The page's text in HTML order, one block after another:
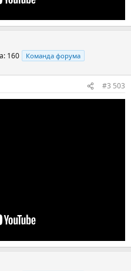
160 Команда форума
#3 503